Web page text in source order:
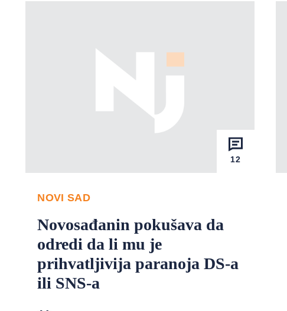
12
NOVI SAD
Novosađanin pokušava da
odredi da li mu je
prihvatljivija paranoja DS-a
ili SNS-a